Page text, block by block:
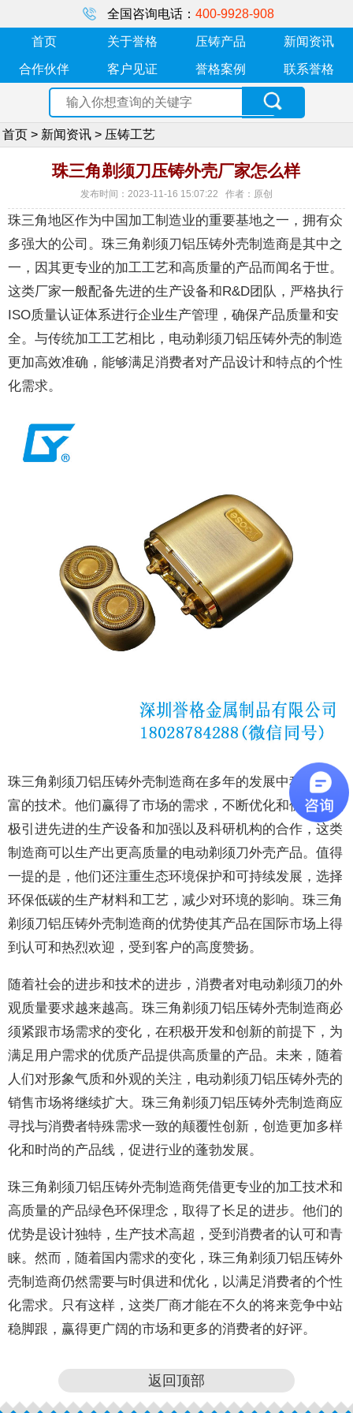
全国咨询电话： 400-9928-908
首页 关于誉格 压铸产品 新闻资讯
合作伙伴 客户见证 誉格案例 联系誉格
首页 > 新闻资讯 > 压铸工艺
珠三角剃须刀压铸外壳厂家怎么样
发布时间：2023-11-16 15:07:22 作者：原创
珠三角地区作为中国加工制造业的重要基地之一，拥有众
多强大的公司。珠三角剃须刀铝压铸外壳制造商是其中之
一，因其更专业的加工工艺和高质量的产品而闻名于世。
这类厂家一般配备先进的生产设备和R&D团队，严格执行
ISO质量认证体系进行企业生产管理，确保产品质量和安
全。与传统加工工艺相比，电动剃须刀铝压铸外壳的制造
更加高效准确，能够满足消费者对产品设计和特点的个性
化需求。
珠三角剃须刀铝压铸外壳制造商在多年的发展中积累了丰
富的技术。他们赢得了市场的需求，不断优化和优化。积
极引进先进的生产设备和加强以及科研机构的合作，这类
制造商可以生产出更高质量的电动剃须刀外壳产品。值得
一提的是，他们还注重生态环境保护和可持续发展，选择
环保低碳的生产材料和工艺，减少对环境的影响。珠三角
剃须刀铝压铸外壳制造商的优势使其产品在国际市场上得
到认可和热烈欢迎，受到客户的高度赞扬。
随着社会的进步和技术的进步，消费者对电动剃须刀的外
观质量要求越来越高。珠三角剃须刀铝压铸外壳制造商必
须紧跟市场需求的变化，在积极开发和创新的前提下，为
满足用户需求的优质产品提供高质量的产品。未来，随着
人们对形象气质和外观的关注，电动剃须刀铝压铸外壳的
销售市场将继续扩大。珠三角剃须刀铝压铸外壳制造商应
寻找与消费者特殊需求一致的颠覆性创新，创造更加多样
化和时尚的产品线，促进行业的蓬勃发展。
珠三角剃须刀铝压铸外壳制造商凭借更专业的加工技术和
高质量的产品绿色环保理念，取得了长足的进步。他们的
优势是设计独特，生产技术高超，受到消费者的认可和青
睐。然而，随着国内需求的变化，珠三角剃须刀铝压铸外
壳制造商仍然需要与时俱进和优化，以满足消费者的个性
化需求。只有这样，这类厂商才能在不久的将来竞争中站
稳脚跟，赢得更广阔的市场和更多的消费者的好评。
返回顶部